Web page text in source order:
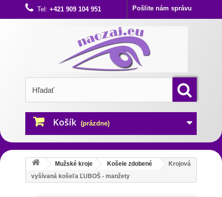
Pošlite nám správu
Tel: +421 909 104 951
Košík (prázdne)
Mužské kroje Košele zdobené
Krojová
vyšívaná košeľa ĽUBOŠ - manžety